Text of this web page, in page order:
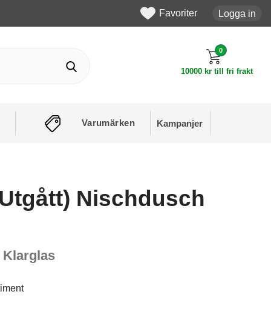
Favoriter Logga in
0
10000 kr till fri frakt
Varumärken Kampanjer
Nischdusch
Klarglas